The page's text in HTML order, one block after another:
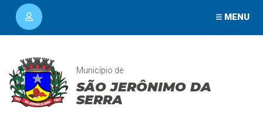
MENU
Município de
SÃO JERÔNIMO DA
SERRA